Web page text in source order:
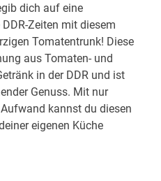
dich auf eine
Zeiten mit diesem
Tomatentrunk! Diese
aus Tomaten- und
in der DDR und ist
Genuss. Mit nur
kannst du diesen
eigenen Küche